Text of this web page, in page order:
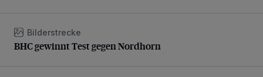
BHC gewinnt Test gegen Nordhorn
Bilderstrecke
BHC gewinnt Test gegen Nordhorn